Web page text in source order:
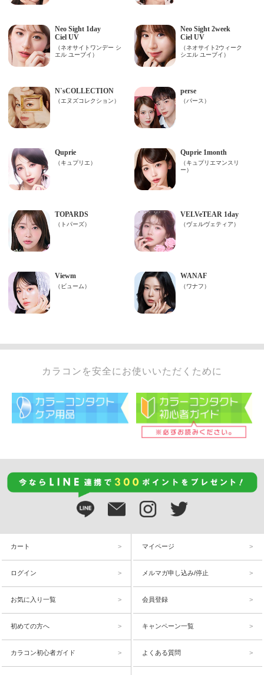
カラコンを安全にお使いいただくために
カート マイページ
ログイン メルマガ申し込み/停止
お気に入り一覧 会員登録
初めての方へ キャンペーン一覧
カラコン初心者ガイド よくある質問